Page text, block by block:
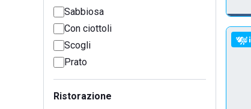
Sabbiosa
Con ciottoli
Scogli
Prato
Ristorazione